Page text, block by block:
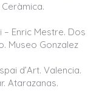
Enric Mestre. Dos
Museo Gonzalez
d’Art. Valencia.
Atarazanas.